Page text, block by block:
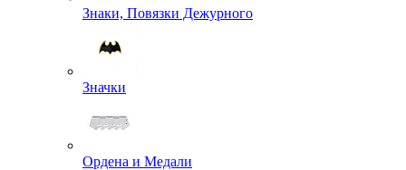
Знаки, Повязки Дежурного
Значки
Ордена и Медали